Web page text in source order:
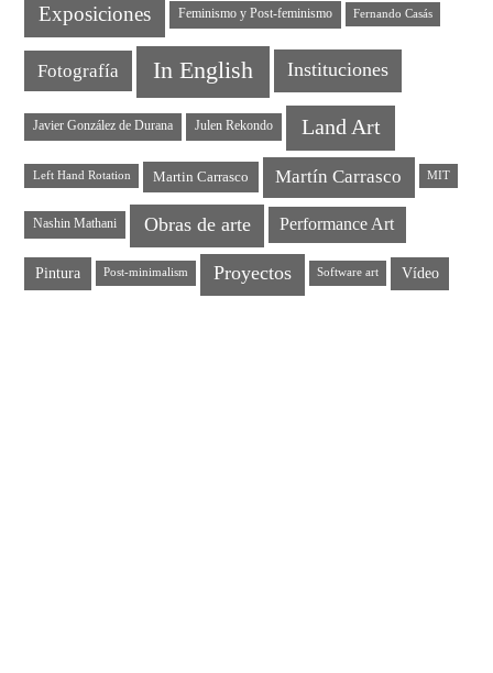
Exposiciones Feminismo y Post-feminismo Fernando Casás
Fotografía In English Instituciones
Javier González de Durana Julen Rekondo Land Art
Left Hand Rotation Martin Carrasco Martín Carrasco MIT
Nashin Mathani Obras de arte Performance Art
Pintura Post-minimalism Proyectos Software art Vídeo